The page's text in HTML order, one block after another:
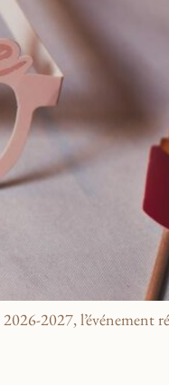
2027, l’événement